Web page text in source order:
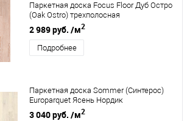
Паркетная доска Focus Floor Дуб Остро
(Oak Ostro) трехполосная
2 989 руб. /м2
Подробнее
Паркетная доска Sommer (Синтерос)
Europarquet Ясень Нордик
3 040 руб. /м2